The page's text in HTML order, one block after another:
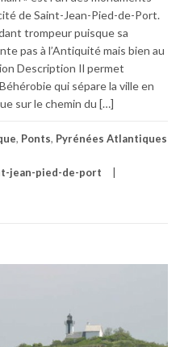
de Saint-Jean-Pied-de-Port.
trompeur puisque sa
pas à l’Antiquité mais bien au
Description Il permet
qui sépare la ville en
sur le chemin du […]
, Ponts, Pyrénées Atlantiques
jean-pied-de-port